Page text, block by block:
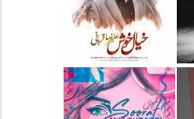
دانلود آهنگ جدید علیرضا
قربانی بنام خیال خوش